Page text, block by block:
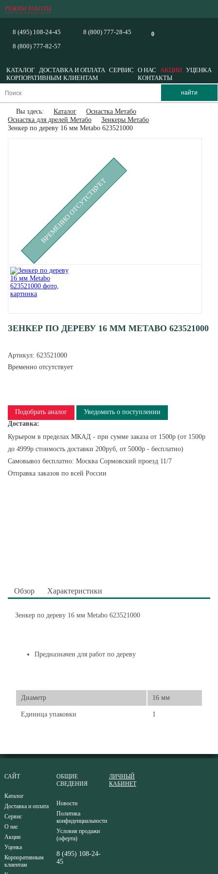
РЕЖИМ РАБОТЫ
0
8 (495) 108-24-45
8 (800) 777-82-57
8 (800) 777-28-45
КАТАЛОГ ДОСТАВКА И ОПЛАТА СЕРВИС О НАС АКЦИИ УЦЕНКА
КОРПОРАТИВНЫМ КЛИЕНТАМ
КОНТАКТЫ
Вы здесь: Каталог
Оснастка Метабо
Оснастка для дрелей Метабо
Зенкеры Метабо
Зенкер по дереву 16 мм Metabo 623521000
ВРЕМЕННО ОТСУТСТВУЕТ
ЗЕНКЕР ПО ДЕРЕВУ 16 ММ METABO 623521000
Артикул: 623521000
Временно отсутствует
Подобрать аналог
Уведомить о поступлении
Доставка:
Курьером в пределах МКАД - при сумме заказа от 1500р (от 1500р
до 4999р стоимость доставки 200руб, от 5000р - бесплатно)
Самовывоз бесплатно: Москва Сормовский проезд 11/7
Отправка заказов по всей России
Обзор Характеристики
Зенкер по дереву 16 мм Metabo 623521000
Предназначен для работ по дереву
Диаметр 16 мм
Единица упаковки 1
САЙТ
Каталог
Доставка и оплата
Сервис
О нас
Акции
Уценка
Корпоративным
клиентам
ОБЩИЕ
СВЕДЕНИЯ
Новости
Политика
конфиденциальности
Условия продажи
(оферта)
8 (495) 108-24-
45
ЛИЧНЫЙ
КАБИНЕТ